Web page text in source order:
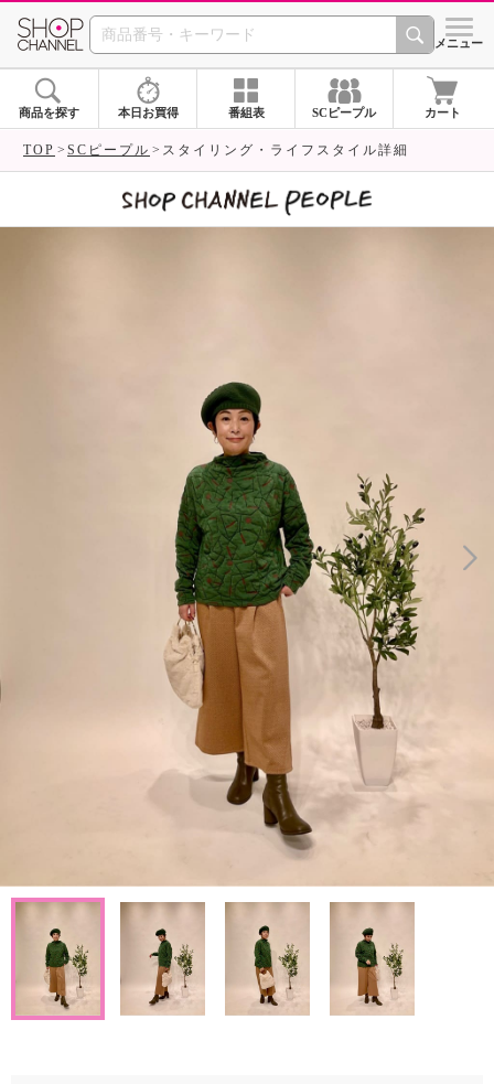
SHOP CHANNEL シメニュー
商品を探す 本日お買得 番組表 SCピープル カート
TOP SCピープル スタイリング・ライフスタイル詳細